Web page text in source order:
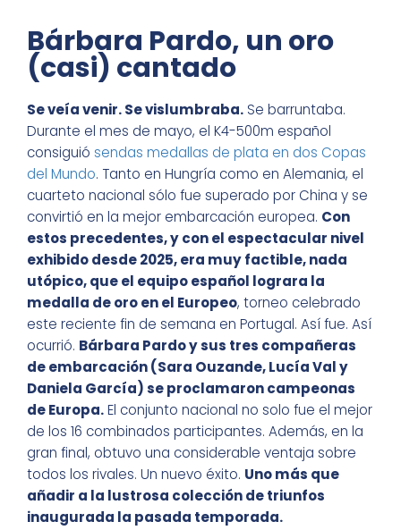
Bárbara Pardo, un oro
(casi) cantado
Se veía venir. Se vislumbraba. Se barruntaba.
Durante el mes de mayo, el K4-500m español
consiguió sendas medallas de plata en dos Copas
del Mundo. Tanto en Hungría como en Alemania, el
cuarteto nacional sólo fue superado por China y se
convirtió en la mejor embarcación europea. Con
estos precedentes, y con el espectacular nivel
exhibido desde 2025, era muy factible, nada
utópico, que el equipo español lograra la
medalla de oro en el Europeo, torneo celebrado
este reciente fin de semana en Portugal. Así fue. Así
ocurrió. Bárbara Pardo y sus tres compañeras
de embarcación (Sara Ouzande, Lucía Val y
Daniela García) se proclamaron campeonas
de Europa.El conjunto nacional no solo fue el mejor
de los 16 combinados participantes. Además, en la
gran final, obtuvo una considerable ventaja sobre
todos los rivales. Un nuevo éxito. Uno más que
añadir a la lustrosa colección de triunfos
inaugurada la pasada temporada.